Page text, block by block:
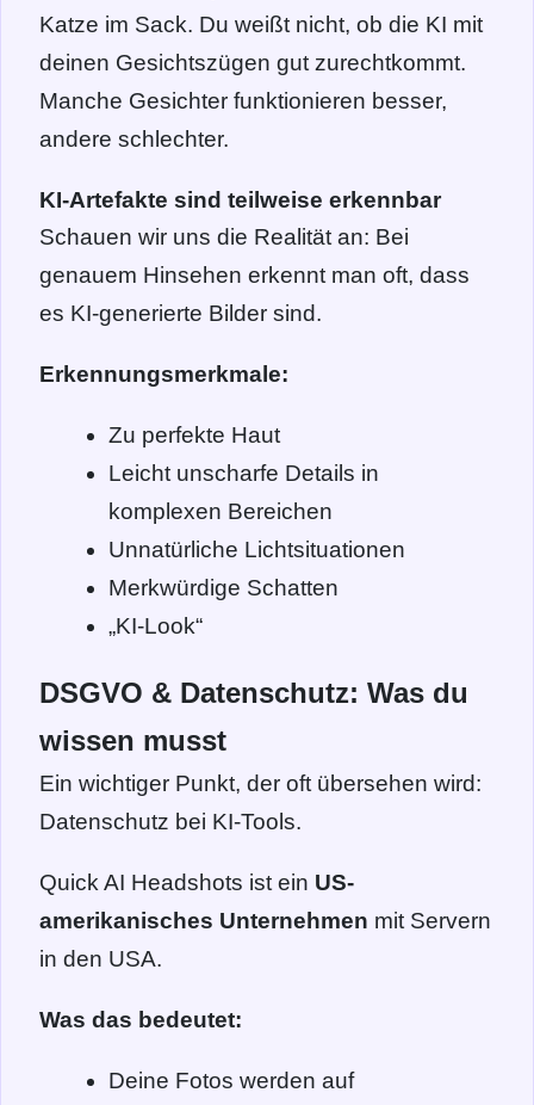
Katze im Sack. Du weißt nicht, ob die KI mit
deinen Gesichtszügen gut zurechtkommt.
Manche Gesichter funktionieren besser,
andere schlechter.
KI-Artefakte sind teilweise erkennbar
Schauen wir uns die Realität an: Bei
genauem Hinsehen erkennt man oft, dass
es KI-generierte Bilder sind.
Erkennungsmerkmale:
Zu perfekte Haut
Leicht unscharfe Details in
komplexen Bereichen
Unnatürliche Lichtsituationen
Merkwürdige Schatten
„KI-Look“
DSGVO & Datenschutz: Was du
wissen musst
Ein wichtiger Punkt, der oft übersehen wird:
Datenschutz bei KI-Tools.
Quick AI Headshots ist ein US-
amerikanisches Unternehmen mit Servern
in den USA.
Was das bedeutet:
Deine Fotos werden auf